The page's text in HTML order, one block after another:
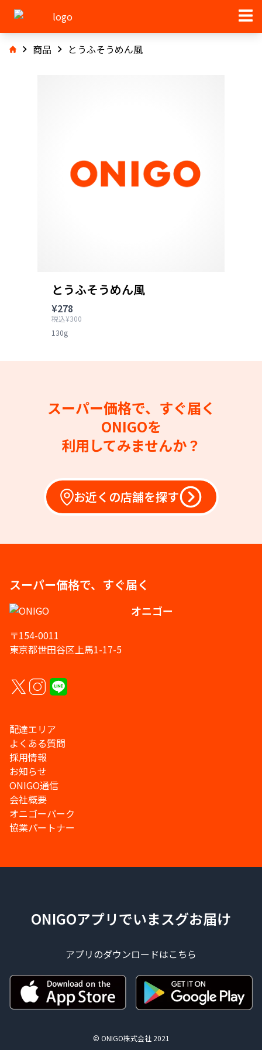
商品 とうふそうめん風
とうふそうめん風
¥278
税込¥300
130g
スーパー価格で、すぐ届く
ONIGOを
利用してみませんか？
お近くの店舗を探す
スーパー価格で、すぐ届く
オニゴー
〒154-0011
東京都世田谷区上馬1-17-5
配達エリア
よくある質問
採用情報
お知らせ
ONIGO通信
会社概要
オニゴーパーク
協業パートナー
ONIGOアプリでいまスグお届け
アプリのダウンロードはこちら
© ONIGO株式会社 2021